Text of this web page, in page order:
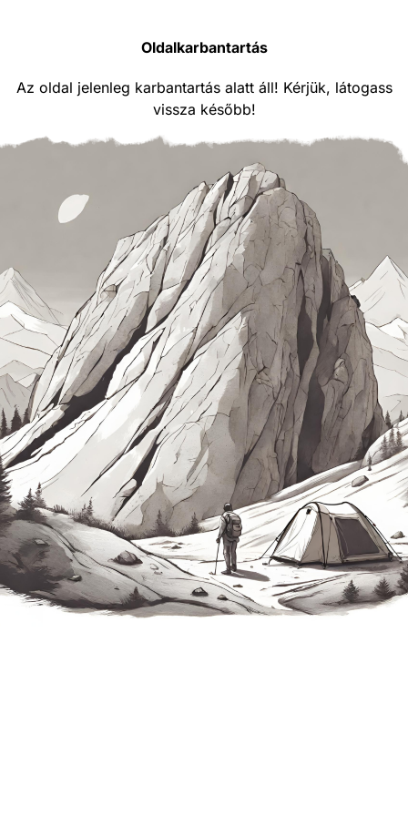
Oldalkarbantartás
Az oldal jelenleg karbantartás alatt áll! Kérjük, látogass
vissza később!